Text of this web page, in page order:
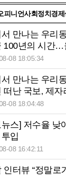
피니언사회정치 경제
서 만나는 우리
100년의 시간…
하는 ‘잊지 말
08 18:05:34
서 만나는 우리
떠난 국보, 제
굴 착수
08 18:04:48
뉴스] 저수율 낮
입
08 16:42:11
인터뷰 “정말로